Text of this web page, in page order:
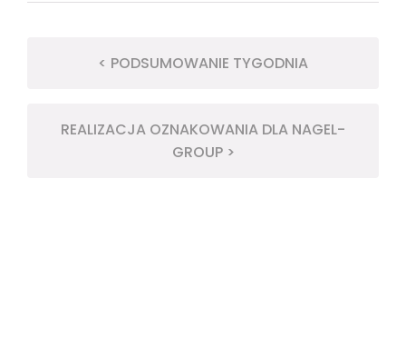
< PODSUMOWANIE TYGODNIA
REALIZACJA OZNAKOWANIA DLA NAGEL-
GROUP >